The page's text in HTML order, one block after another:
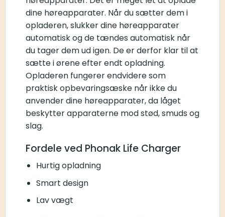
dine høreapparater. Når du sætter dem i
opladeren, slukker dine høreapparater
automatisk og de tændes automatisk når
du tager dem ud igen. De er derfor klar til at
sætte i ørene efter endt opladning.
Opladeren fungerer endvidere som
praktisk opbevaringsæske når ikke du
anvender dine høreapparater, da låget
beskytter apparaterne mod stød, smuds og
slag.
Fordele ved Phonak Life Charger
Hurtig opladning
Smart design
Lav vægt